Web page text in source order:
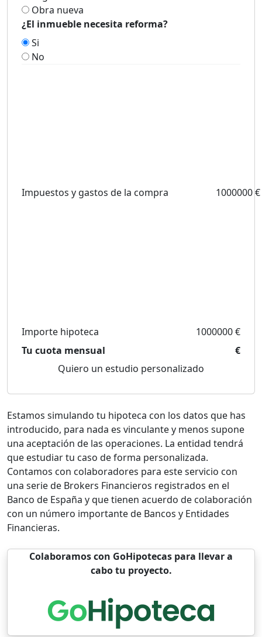
Obra nueva
¿El inmueble necesita reforma?
Si
No
Impuestos y gastos de la compra 1000000 €
Importe hipoteca
1000000 €
Tu cuota mensual
€
Quiero un estudio personalizado
Estamos simulando tu hipoteca con los datos que has
introducido, para nada es vinculante y menos supone
una aceptación de las operaciones. La entidad tendrá
que estudiar tu caso de forma personalizada.
Contamos con colaboradores para este servicio con
una serie de Brokers Financieros registrados en el
Banco de España y que tienen acuerdo de colaboración
con un número importante de Bancos y Entidades
Financieras.
Colaboramos con GoHipotecas para llevar a
cabo tu proyecto.